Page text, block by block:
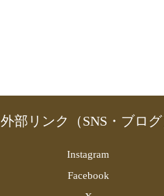
外部リンク（SNS・ブログ
Instagram
Facebook